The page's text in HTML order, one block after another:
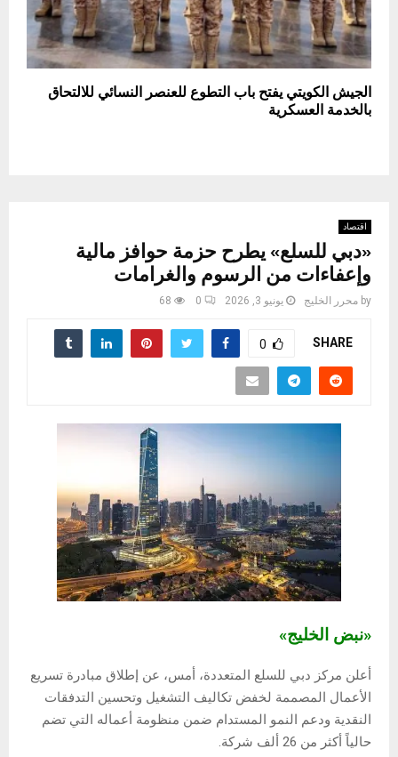
الجيش الكويتي يفتح باب التطوع للعنصر النسائي للالتحاق
بالخدمة العسكرية
اقتصاد
«دبي للسلع» يطرح حزمة حوافز مالية
وإعفاءات من الرسوم والغرامات
by محرر الخليج يونيو 3, 2026 0
68
SHARE
0
«نبض الخليج»
أعلن مركز دبي للسلع المتعددة، أمس، عن إطلاق مبادرة تسريع
الأعمال المصممة لخفض تكاليف التشغيل وتحسين التدفقات
النقدية ودعم النمو المستدام ضمن منظومة أعماله التي تضم
حالياً أكثر من 26 ألف شركة.